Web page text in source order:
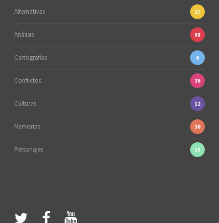
Alternativas 27
Análisis 88
Cartografías 6
Conflictos 36
Culturas 12
Memorias 30
Personajes 15